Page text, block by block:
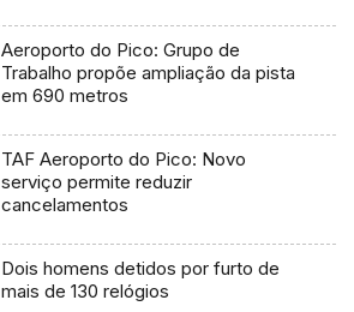
Aeroporto do Pico: Grupo de
Trabalho propõe ampliação da pista
em 690 metros
TAF Aeroporto do Pico: Novo
serviço permite reduzir
cancelamentos
Dois homens detidos por furto de
mais de 130 relógios